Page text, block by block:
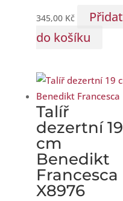
345,00 Kč
Přidat
do košíku
Talíř
dezertní 19
cm
Benedikt
Francesca
X8976